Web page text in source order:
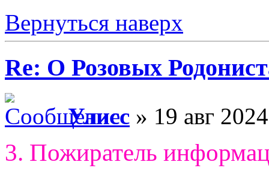
Вернуться наверх
Re: О Розовых
Улисс » 19 авг
3. Пожиратель